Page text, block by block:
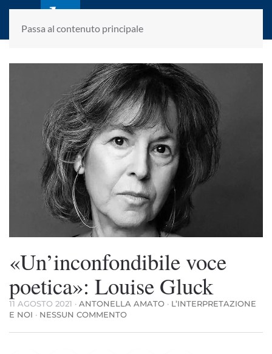
Passa al contenuto principale
laletteraturaenoi.it
fondato da Romano Luperini
«Un’inconfondibile voce
poetica»: Louise Gluck
11 AGOSTO 2021 · ANTONELLA AMATO · L’INTERPRETAZIONE
E NOI · NESSUN COMMENTOSU
VOCE